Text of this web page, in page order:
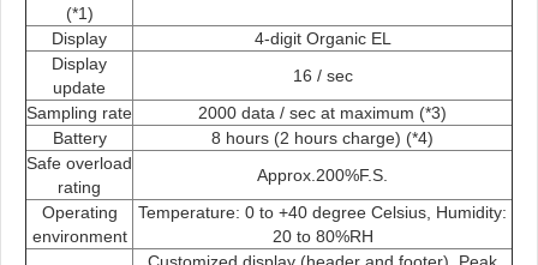
(*1)
Display
4-digit Organic EL
Display
update
16 / sec
Sampling rate
2000 data / sec at maximum (*3)
Battery
8 hours (2 hours charge) (*4)
Safe overload
rating
Approx.200%F.S.
Operating
environment
Temperature: 0 to +40 degree Celsius, Humidity:
20 to 80%RH
Customized display (header and footer), Peak